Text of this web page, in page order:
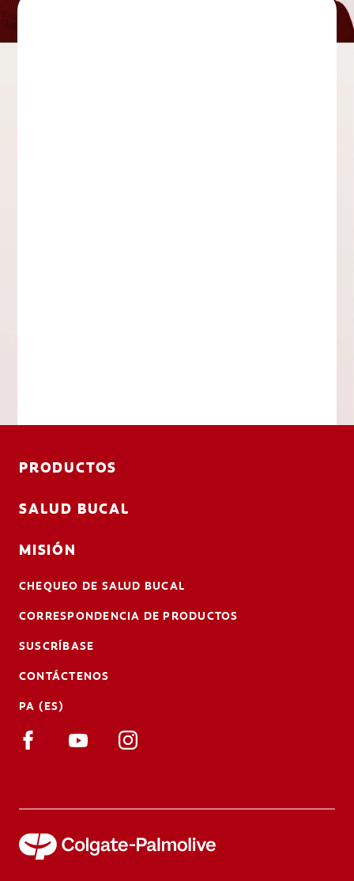
PRODUCTOS
SALUD BUCAL
MISIÓN
CHEQUEO DE SALUD BUCAL
CORRESPONDENCIA DE PRODUCTOS
SUSCRÍBASE
CONTÁCTENOS
PA (ES)